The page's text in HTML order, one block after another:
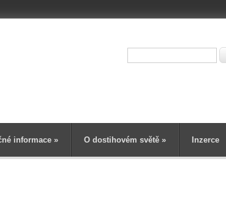
informace » O dostihovém světě » Inzerce